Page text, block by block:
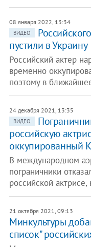
08 января 2022, 13:34
ВИДЕО
пустили в Украину
Российский актер
временно
поэтому в
24 декабря 2021, 13:35
ВИДЕО
российскую
оккупированный
В международном
пограничники
российской
21 октября 2021, 09:13
Минкультуры
список"